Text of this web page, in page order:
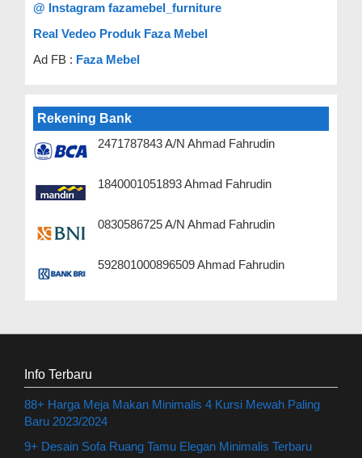
@ Instagram fazamebel_furniture
Real Vedeo Produk Faza Mebel
Ad FB : Faza Mebel
Rekening Bank
2471787843 A/N Ahmad Fahrudin
1840001051893 Ahmad Fahrudin
0830586725 A/N Ahmad Fahrudin
592801000896509 Ahmad Fahrudin
Info Terbaru
88+ Harga Meja Makan Minimalis 4 Kursi Mewah Paling
Baru 2023/2024
9+ Desain Sofa Ruang Tamu Elegan Minimalis Terbaru